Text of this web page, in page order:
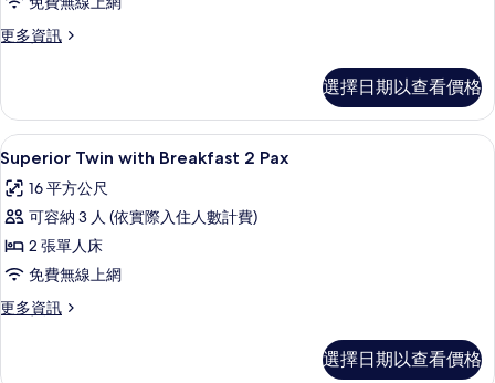
Breakfast
的
相
片
更多資訊
更
with
Breakfast
的
情
選擇日期以查看價格
顯
示
Superior
Twin
with
Breakfast
2
高級寢具、客房內保險箱、書桌、筆
5
Superior Twin with Breakfast 2 Pax
16 平方公尺
可容納 3 人 (依實際入住人數計費)
2 張單人床
免費無線上網
更多資訊
更
選擇日期以查看價格